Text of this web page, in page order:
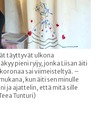
täyttyvät ulkona
pieni ryijy, jonka Liisan äiti
sai viimeisteltyä. –
kun äiti sen minulle
ja ajattelin, että mitä sille
Tunturi)